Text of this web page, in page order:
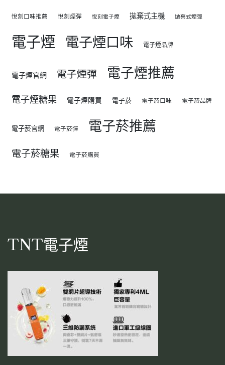
悅刻口味推薦 悅刻煙彈 悅刻電子煙 拋棄式主機 拋棄式煙彈
電子煙 電子煙口味 電子煙品牌
電子煙官網 電子煙彈 電子煙推薦
電子煙糖果 電子煙購買 電子菸 電子菸口味 電子菸品牌
電子菸官網 電子菸彈 電子菸推薦
電子菸糖果 電子菸購買
TNT電子煙